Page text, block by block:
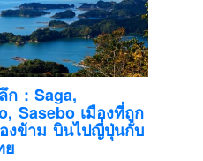
ก : Saga,
Sasebo เมืองที่ถูก
งข้าม บินไปญี่ปุ่นกับ
ย